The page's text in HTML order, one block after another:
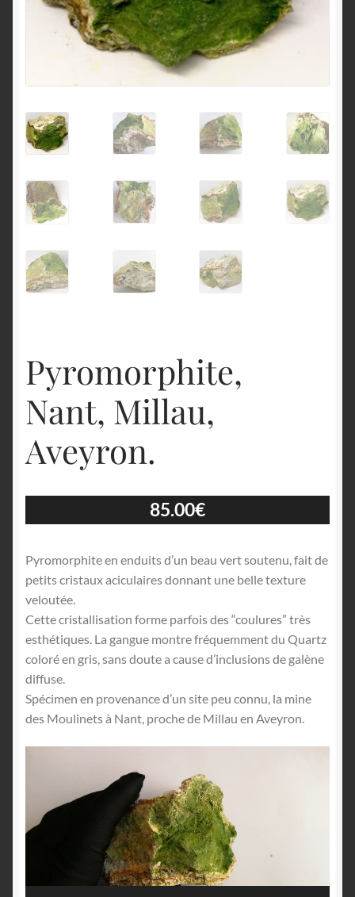
Pyromorphite,
Nant, Millau,
Aveyron.
85.00€
Pyromorphite en enduits d’un beau vert soutenu, fait de
petits cristaux aciculaires donnant une belle texture
veloutée.
Cette cristallisation forme parfois des “coulures” très
esthétiques. La gangue montre fréquemment du Quartz
coloré en gris, sans doute a cause d’inclusions de galène
diffuse.
Spécimen en provenance d’un site peu connu, la mine
des Moulinets à Nant, proche de Millau en Aveyron.